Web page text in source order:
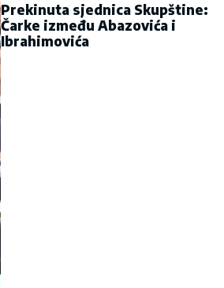
Prekinuta sjednica Skupštine:
Čarke između Abazovića i
Ibrahimovića